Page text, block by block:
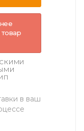
в ваш